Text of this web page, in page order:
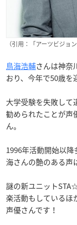
（引用：「アーツビジョン
鳥海浩輔さんは神奈
おり、今年で50歳を
大学受験を失敗して
勧められたことが声
ん。
1996年活動開始以
海さんの艶のある声
謎の新ユニット
楽活動もしているほ
声優さんです！